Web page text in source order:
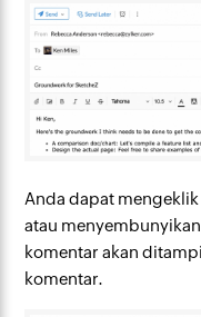
Anda dapat
atau
komentar akan
komentar.